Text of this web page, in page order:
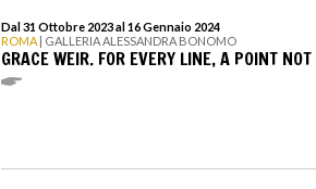
Dal 31 Ottobre 2023 al 16 Gennaio 2024
ROMA | GALLERIA ALESSANDRA BONOMO
GRACE WEIR. FOR EVERY LINE, A POINT